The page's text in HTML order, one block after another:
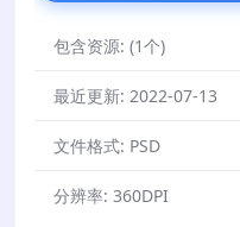
包含资源: (1个)
最近更新: 2022-07-13
文件格式: PSD
分辨率: 360DPI